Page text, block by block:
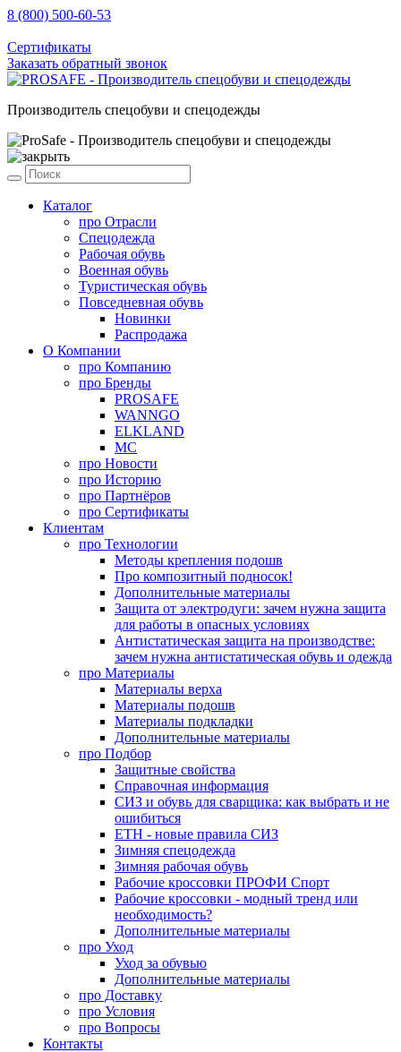
8 (800) 500-60-53
Сертификаты
Заказать обратный звонок
Производитель спецобуви и спецодежды
Каталог
про Отрасли
Спецодежда
Рабочая обувь
Военная обувь
Туристическая обувь
Повседневная обувь
Новинки
Распродажа
О Компании
про Компанию
про Бренды
PROSAFE
WANNGO
ELKLAND
MC
про Новости
про Историю
про Партнёров
про Сертификаты
Клиентам
про Технологии
Методы крепления подошв
Про композитный подносок!
Дополнительные материалы
Защита от электродуги: зачем нужна защита
для работы в опасных условиях
Антистатическая защита на производстве:
зачем нужна антистатическая обувь и одежда
про Материалы
Материалы верха
Материалы подошв
Материалы подкладки
Дополнительные материалы
про Подбор
Защитные свойства
Справочная информация
СИЗ и обувь для сварщика: как выбрать и не
ошибиться
ЕТН - новые правила СИЗ
Зимняя спецодежда
Зимняя рабочая обувь
Рабочие кроссовки ПРОФИ Спорт
Рабочие кроссовки - модный тренд или
необходимость?
Дополнительные материалы
про Уход
Уход за обувью
Дополнительные материалы
про Доставку
про Условия
про Вопросы
Контакты